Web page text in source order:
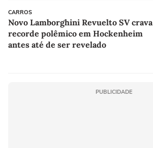
CARROS
Novo Lamborghini Revuelto SV crava
recorde polêmico em Hockenheim
antes até de ser revelado
PUBLICIDADE